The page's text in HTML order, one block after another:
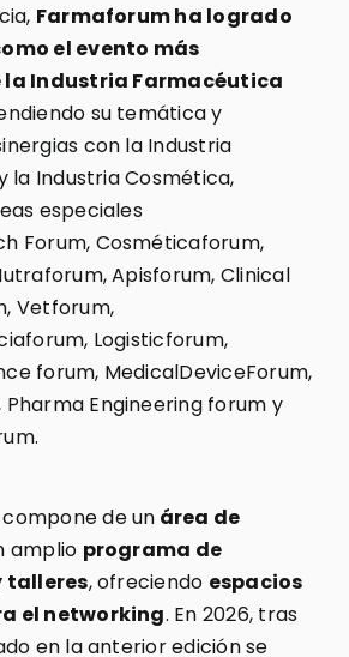
Farmaforum ha logrado
el evento más
Industria Farmacéutica
su temática y
con la Industria
la Industria Cosmética,
especiales
Forum, Cosméticaforum,
Apisforum, Clinical
Vetforum,
Logisticforum,
forum, MedicalDeviceForum,
Engineering forum y
de un área de
amplio programa de
talleres, ofreciendo espacios
el networking. En 2026, tras
en la anterior edición se